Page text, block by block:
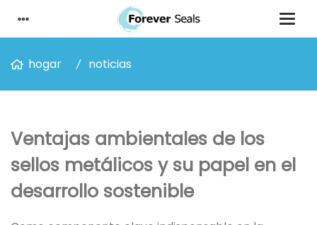
hogar noticias
Ventajas ambientales de los
sellos metálicos y su papel en el
desarrollo sostenible